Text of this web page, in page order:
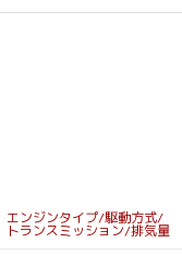
エンジンタイプ/駆動方式/
トランスミッション/排気量